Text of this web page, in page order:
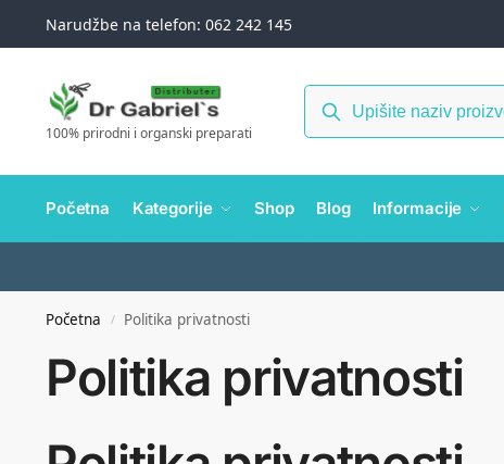
Narudžbe na telefon: 062 242 145
100% prirodni i organski preparati
Početna Kategorije Shop Blog Informacije
Početna / Politika privatnosti
Politika privatnosti